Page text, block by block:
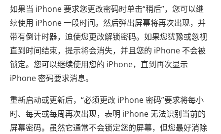
如果当 iPhone 要求您更改密码时单击“稍后”，您可以继
续使用 iPhone 一段时间。然后弹出屏幕将再次出现，并
带有倒计时器，迫使您更改解锁密码。如果您犹豫或忽视
直到时间结束，提示将会消失，并且您的 iPhone 不会被
锁定。您可以继续使用您的 iPhone，直到再次显示
iPhone 密码要求消息。
重新启动或更新后，“必须更改 iPhone 密码”要求将每小
时、每天或每周再次出现，表明 iPhone 无法识别当前的
屏幕密码。虽然它通常不会锁定您的屏幕，但您最好消除